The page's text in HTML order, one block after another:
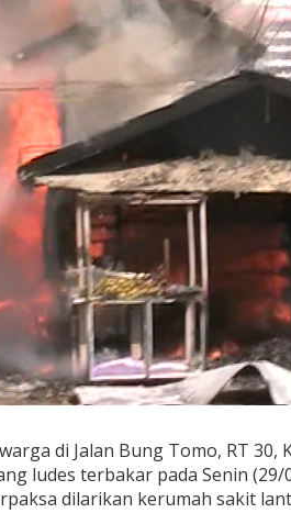
di Jalan Bung Tomo, RT 30,
ludes terbakar pada Senin (29/
dilarikan kerumah sakit